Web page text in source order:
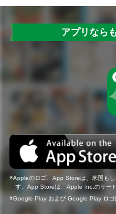
アプリなら
Appleのロゴ、App Storeは、米国も
す。App Storeは、Apple Inc.のサー
Google Play および Google Play ロゴ